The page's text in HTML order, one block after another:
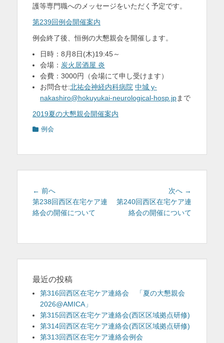
護等専門職へのメッセージをいただく予定です。
第239回例会開催案内
例会終了後、恒例の大懇親会を開催します。
日時：8月8日(木)19:45～
会場： 炭火居酒屋 炎
会費：3000円（会場にて申し受けます）
お問合せ:北祐会神経内科病院 中城 y-
nakashiro@hokuyukai-neurological-hosp.jpまで
2019夏の大懇親会開催案内
カ 例会
投
稿
ナ
シ
ョ
ン
← 前へ
の
投
第238回西区在宅ケア連
絡会の開催について
次へ →
第240回西区在宅ケア連
絡会の開催について
最近の投稿
第316回西区在宅ケア連絡会 「夏の大懇親会
2026@AMICA」
第315回西区在宅ケア連絡会(西区区域拠点研修)
第314回西区在宅ケア連絡会(西区区域拠点研修)
第313回西区在宅ケア連絡会例会